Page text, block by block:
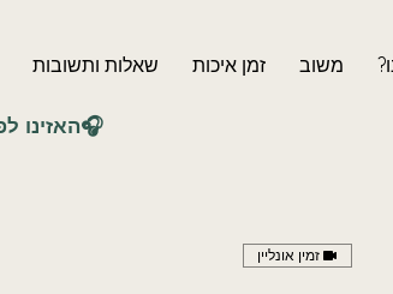
שאלות ותשובות זמן איכות משוב
⭐האזינו לפרק השלישי🎧
זמין אונליין